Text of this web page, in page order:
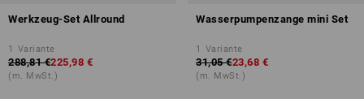
Werkzeug-Set Allround
1 Variante
288,81 €225,98 €
(m. MwSt.)
Wasserpumpenzange mini Set
1 Variante
31,05 €23,68 €
(m. MwSt.)